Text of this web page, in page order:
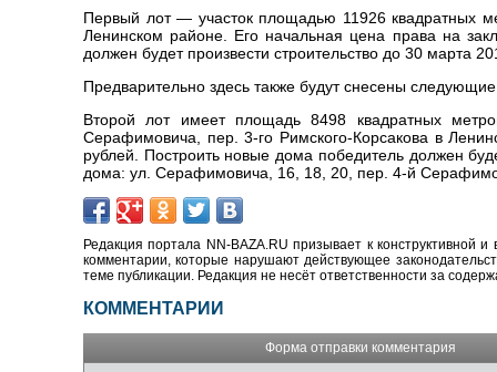
Первый лот — участок площадью 11926 квадратных
Ленинском районе. Его начальная цена права на
должен будет произвести строительство до 30 марта
Предварительно здесь также будут снесены
Второй лот имеет площадь 8498 квадратных
Серафимовича, пер. 3-го Римского-Корсакова в
рублей. Построить новые дома победитель должен
дома: ул. Серафимовича, 16, 18, 20, пер. 4-й
Редакция портала NN-BAZA.RU призывает к конструктивной
комментарии, которые нарушают действующее
теме публикации. Редакция не несёт ответственности за
КОММЕНТАРИИ
Форма отправки комментария